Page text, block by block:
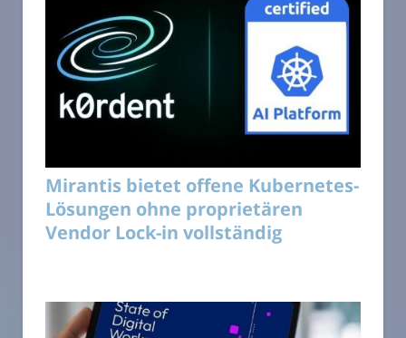
Mirantis bietet offene Kubernetes-
Lösungen ohne proprietären
Vendor Lock-in vollständig